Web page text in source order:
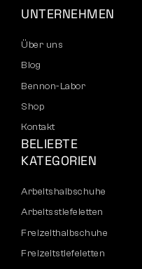
UNTERNEHMEN
Über uns
Blog
Bennon-Labor
Shop
Kontakt
BELIEBTE
KATEGORIEN
Arbeitshalbschuhe
Arbeitsstiefeletten
Freizeithalbschuhe
Freizeitstiefeletten